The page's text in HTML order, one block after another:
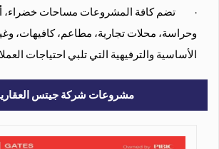
·
تضم كافة المشروعات مساحات خضراء،
وحراسة، محلات تجارية، مطاعم، كافيهات،
الأساسية والترفيهية التي تلبي احتياجات
مشروعات شركة جيتس